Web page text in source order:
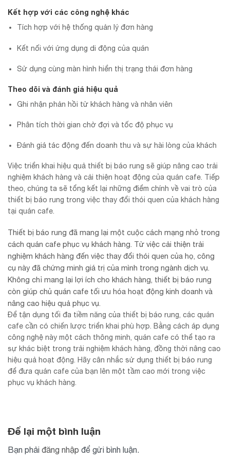
Kết hợp với các công nghệ khác
Tích hợp với hệ thống quản lý đơn hàng
Kết nối với ứng dụng di động của quán
Sử dụng cùng màn hình hiển thị trạng thái đơn hàng
Theo dõi và đánh giá hiệu quả
Ghi nhận phản hồi từ khách hàng và nhân viên
Phân tích thời gian chờ đợi và tốc độ phục vụ
Đánh giá tác động đến doanh thu và sự hài lòng của khách
Việc triển khai hiệu quả thiết bị báo rung sẽ giúp nâng cao trải
nghiệm khách hàng và cải thiện hoạt động của quán cafe. Tiếp
theo, chúng ta sẽ tổng kết lại những điểm chính về vai trò của
thiết bị báo rung trong việc thay đổi thói quen của khách hàng
tại quán cafe.
Thiết bị báo rung đã mang lại một cuộc cách mạng nhỏ trong
cách quán cafe phục vụ khách hàng. Từ việc cải thiện trải
nghiệm khách hàng đến việc thay đổi thói quen của họ, công
cụ này đã chứng minh giá trị của mình trong ngành dịch vụ.
Không chỉ mang lại lợi ích cho khách hàng, thiết bị báo rung
còn giúp chủ quán cafe tối ưu hóa hoạt động kinh doanh và
nâng cao hiệu quả phục vụ.
Để tận dụng tối đa tiềm năng của thiết bị báo rung, các quán
cafe cần có chiến lược triển khai phù hợp. Bằng cách áp dụng
công nghệ này một cách thông minh, quán cafe có thể tạo ra
sự khác biệt trong trải nghiệm khách hàng, đồng thời nâng cao
hiệu quả hoạt động. Hãy cân nhắc sử dụng thiết bị báo rung
để đưa quán cafe của bạn lên một tầm cao mới trong việc
phục vụ khách hàng.
Để lại một bình luận
Bạn phải đăng nhập để gửi bình luận.